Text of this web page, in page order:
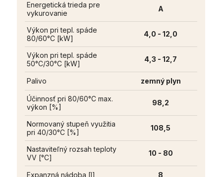
Energetická trieda pre
vykurovanie
A
Výkon pri tepl. spáde
80/60°C [kW]
4,0 - 12,0
Výkon pri tepl. spáde
50°C/30°C [kW]
4,3 - 12,7
Palivo zemný plyn
Účinnosť pri 80/60°C max.
výkon [%]
98,2
Normovaný stupeň využitia
pri 40/30°C [%]
108,5
Nastaviteľný rozsah teploty
VV [°C]
10 - 80
Expanzná nádoba [l] 8